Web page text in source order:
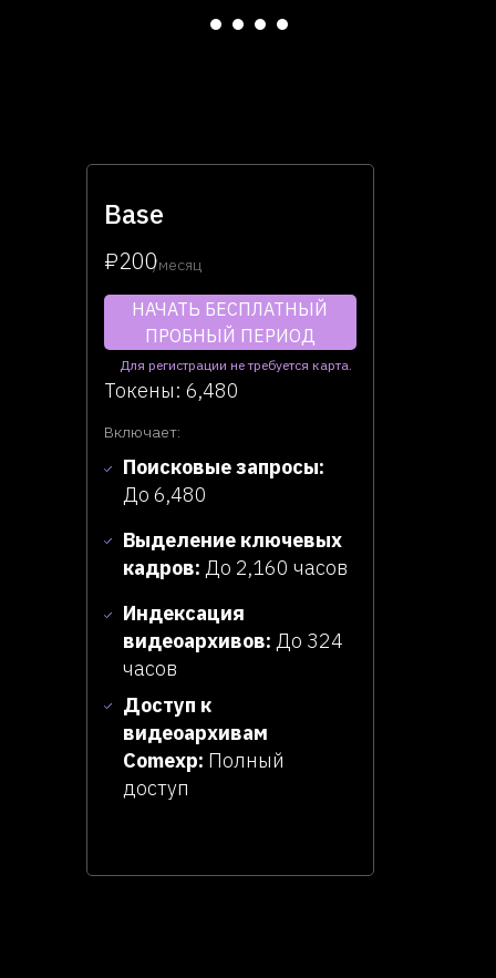
Base
Токены: 6,480
₽200
Включает:
/месяц
Поисковые запросы:
До 6,480
Выделение ключевых
кадров: До 2,160 часов
Индексация
видеоархивов: До 324
часов
Доступ к
видеоархивам
Comexp: Полный
доступ
Для регистрации не требуется карта.
НАЧАТЬ БЕСПЛАТНЫЙ
ПРОБНЫЙ ПЕРИОД